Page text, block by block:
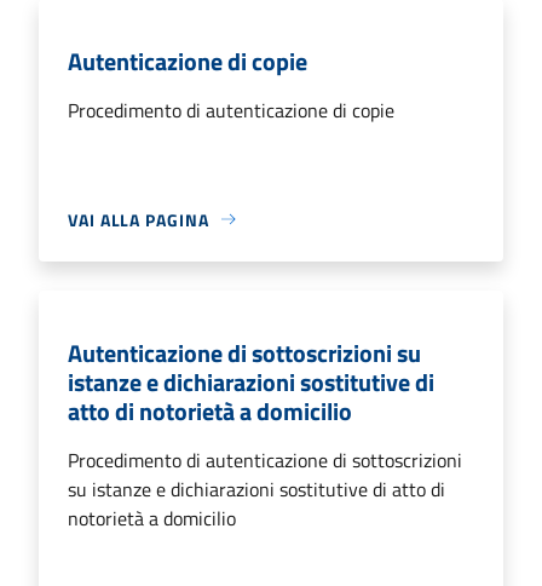
Autenticazione di copie
Procedimento di autenticazione di copie
VAI ALLA PAGINA
Autenticazione di sottoscrizioni su
istanze e dichiarazioni sostitutive di
atto di notorietà a domicilio
Procedimento di autenticazione di sottoscrizioni
su istanze e dichiarazioni sostitutive di atto di
notorietà a domicilio